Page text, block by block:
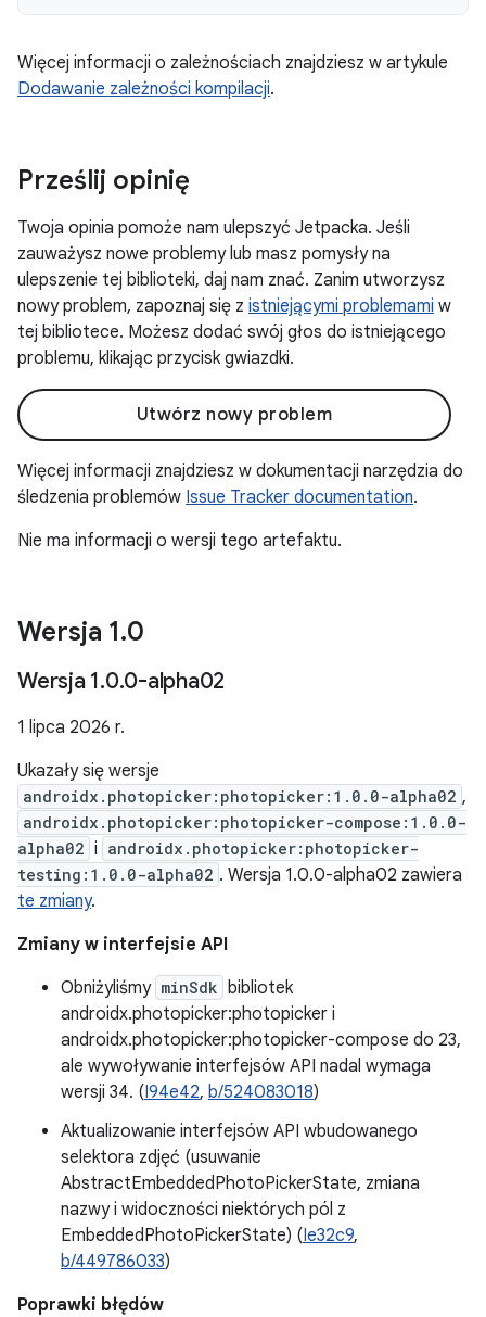
Więcej informacji o zależnościach znajdziesz w artykule
Dodawanie zależności kompilacji.
Prześlij opinię
Twoja opinia pomoże nam ulepszyć Jetpacka. Jeśli
zauważysz nowe problemy lub masz pomysły na
ulepszenie tej biblioteki, daj nam znać. Zanim utworzysz
nowy problem, zapoznaj się z istniejącymi problemami w
tej bibliotece. Możesz dodać swój głos do istniejącego
problemu, klikając przycisk gwiazdki.
Utwórz nowy problem
Więcej informacji znajdziesz w dokumentacji narzędzia do
śledzenia problemów Issue Tracker documentation.
Nie ma informacji o wersji tego artefaktu.
Wersja 1.0
Wersja 1.0.0-alpha02
1 lipca 2026 r.
Ukazały się wersje
androidx.photopicker:photopicker:1.0.0-alpha02 ,
androidx.photopicker:photopicker-compose:1.0.0-
alpha02 i androidx.photopicker:photopicker-
testing:1.0.0-alpha02 . Wersja 1.0.0-alpha02 zawiera
te zmiany.
Zmiany w interfejsie API
Obniżyliśmy minSdk bibliotek
androidx.photopicker:photopicker i
androidx.photopicker:photopicker-compose do 23,
ale wywoływanie interfejsów API nadal wymaga
wersji 34. (I94e42, b/524083018)
Aktualizowanie interfejsów API wbudowanego
selektora zdjęć (usuwanie
AbstractEmbeddedPhotoPickerState, zmiana
nazwy i widoczności niektórych pól z
EmbeddedPhotoPickerState) (Ie32c9,
b/449786033)
Poprawki błędów